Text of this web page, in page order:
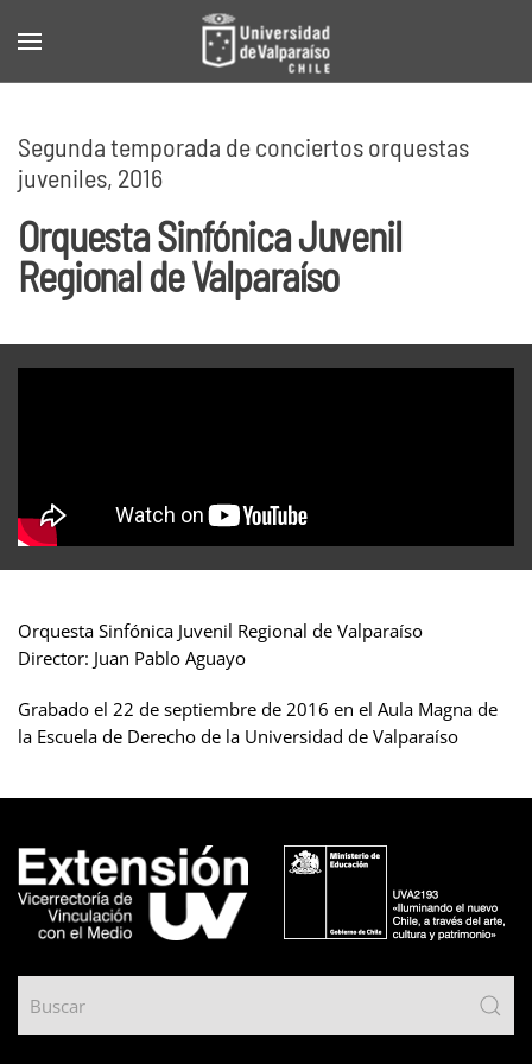
Skip to main content
Segunda temporada de conciertos orquestas
juveniles, 2016
Orquesta Sinfónica Juvenil
Regional de Valparaíso
Orquesta Sinfónica Juvenil Regional de Valparaíso
Director: Juan Pablo Aguayo
Grabado el 22 de septiembre de 2016 en el Aula Magna de
la Escuela de Derecho de la Universidad de Valparaíso